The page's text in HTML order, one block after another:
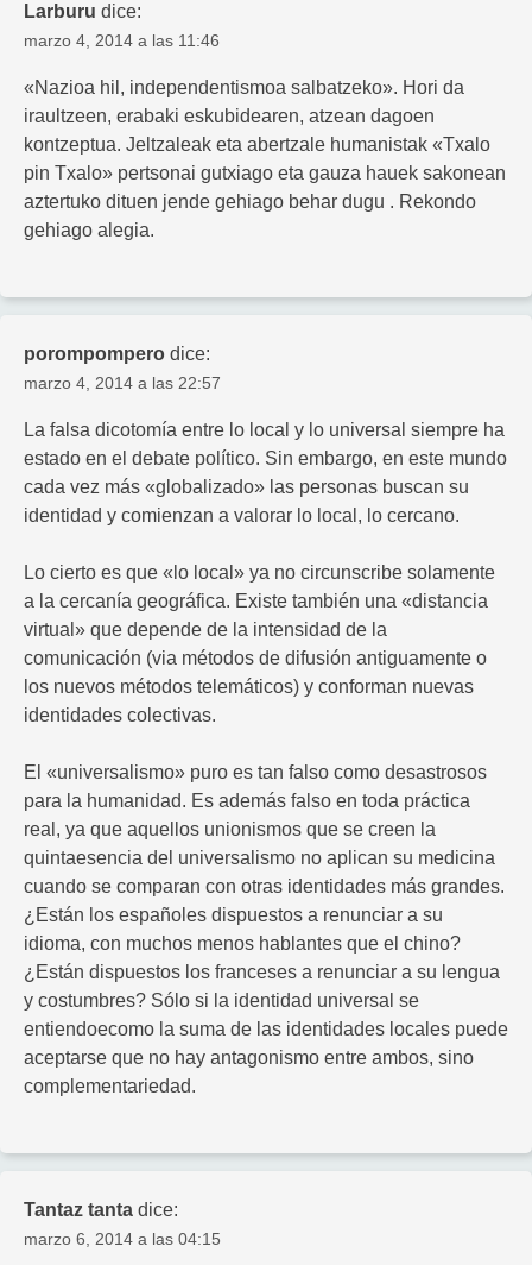
Larburu dice:
marzo 4, 2014 a las 11:46
«Nazioa hil, independentismoa salbatzeko». Hori da
iraultzeen, erabaki eskubidearen, atzean dagoen
kontzeptua. Jeltzaleak eta abertzale humanistak «Txalo
pin Txalo» pertsonai gutxiago eta gauza hauek sakonean
aztertuko dituen jende gehiago behar dugu . Rekondo
gehiago alegia.
porompompero dice:
marzo 4, 2014 a las 22:57
La falsa dicotomía entre lo local y lo universal siempre ha
estado en el debate político. Sin embargo, en este mundo
cada vez más «globalizado» las personas buscan su
identidad y comienzan a valorar lo local, lo cercano.
Lo cierto es que «lo local» ya no circunscribe solamente
a la cercanía geográfica. Existe también una «distancia
virtual» que depende de la intensidad de la
comunicación (via métodos de difusión antiguamente o
los nuevos métodos telemáticos) y conforman nuevas
identidades colectivas.
El «universalismo» puro es tan falso como desastrosos
para la humanidad. Es además falso en toda práctica
real, ya que aquellos unionismos que se creen la
quintaesencia del universalismo no aplican su medicina
cuando se comparan con otras identidades más grandes.
¿Están los españoles dispuestos a renunciar a su
idioma, con muchos menos hablantes que el chino?
¿Están dispuestos los franceses a renunciar a su lengua
y costumbres? Sólo si la identidad universal se
entiendoecomo la suma de las identidades locales puede
aceptarse que no hay antagonismo entre ambos, sino
complementariedad.
Tantaz tanta dice:
marzo 6, 2014 a las 04:15